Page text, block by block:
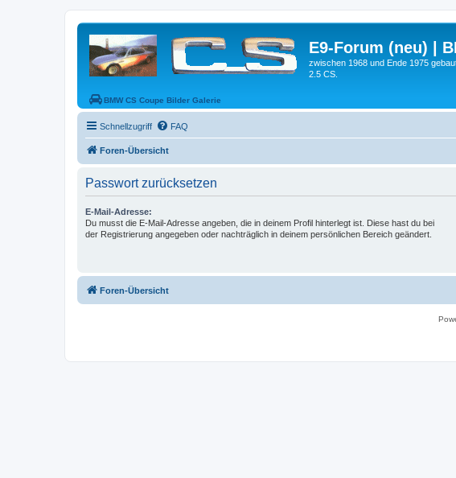
E9-Forum (neu) |
zwischen 1968 und Ende 1975
2.5 CS.
BMW CS Coupe Bilder Galerie
Schnellzugriff FAQ
Foren-Übersicht
Passwort zurücksetzen
E-Mail-Adresse:
Du musst die E-Mail-Adresse angeben, die in deinem Profil hinterlegt ist. Diese hast du bei
der Registrierung angegeben oder nachträglich in deinem persönlichen Bereich geändert.
Foren-Übersicht